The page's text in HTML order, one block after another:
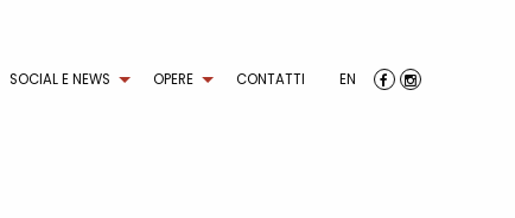
SOCIAL E NEWS OPERE CONTATTI EN